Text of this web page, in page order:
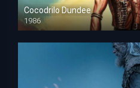
Cocodrilo Dundee
1986
HD 1080p